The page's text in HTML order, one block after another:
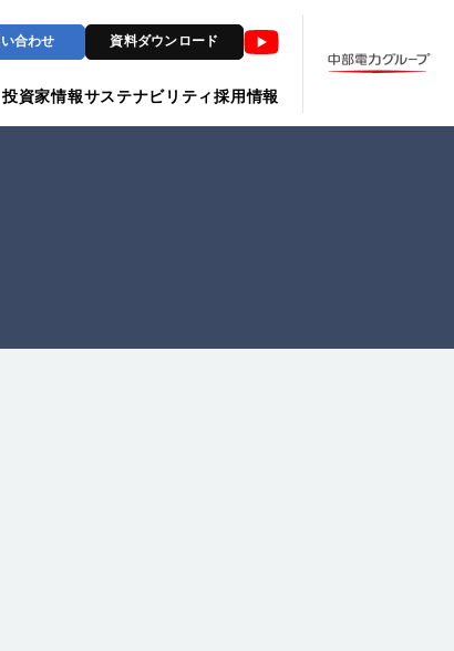
い合わせ 資料ダウンロード
資家情報サステナビリティ採用情報